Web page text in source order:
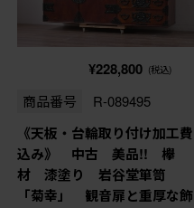
¥228,800 (税込)
商品番号 R-089495
《天板・台輪取り付け加工費
込み》 中古 美品!! 欅
材 漆塗り 岩谷堂箪笥
「菊幸」 観音扉と重厚な飾